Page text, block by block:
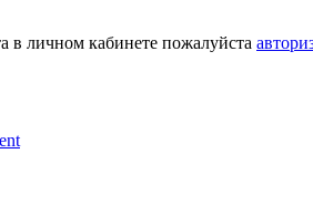
в личном кабинете пожалуйста